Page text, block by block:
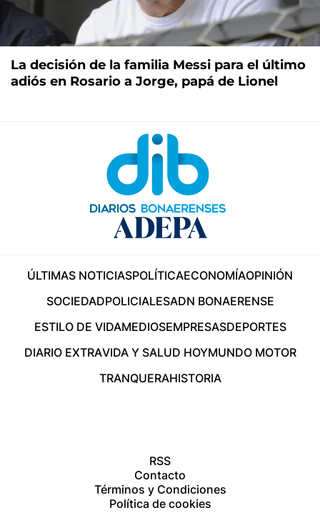
La decisión de la familia Messi para el último
adiós en Rosario a Jorge, papá de Lionel
ÚLTIMAS NOTICIASPOLÍTICAECONOMÍAOPINIÓN
SOCIEDADPOLICIALESADN BONAERENSE
ESTILO DE VIDAMEDIOSEMPRESASDEPORTES
DIARIO EXTRAVIDA Y SALUD HOYMUNDO MOTOR
TRANQUERAHISTORIA
RSS
Contacto
Términos y Condiciones
Política de cookies